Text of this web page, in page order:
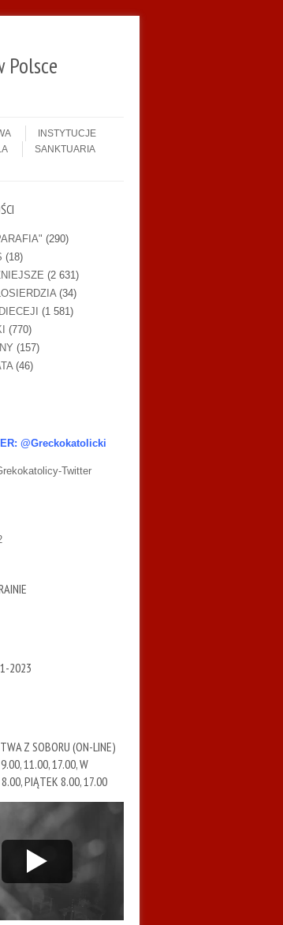
Polsce
INSTYTUCJE
SANKTUARIA
(290)
(18)
(2 631)
(34)
(1 581)
(770)
(157)
(46)
@Greckokatolicki
2023
Z SOBORU (ON-LINE)
11.00, 17.00, W
8.00, PIĄTEK 8.00, 17.00